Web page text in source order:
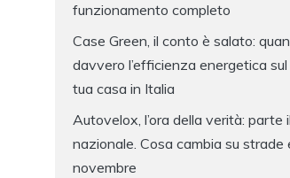
funzionamento completo
Case Green, il conto è salato:
davvero l’efficienza energetica
tua casa in Italia
Autovelox, l’ora della verità: parte
nazionale. Cosa cambia su strade
novembre